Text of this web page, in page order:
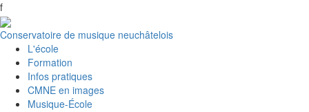
f
Conservatoire de musique neuchâtelois
L'école
Formation
Infos pratiques
CMNE en images
Musique-École